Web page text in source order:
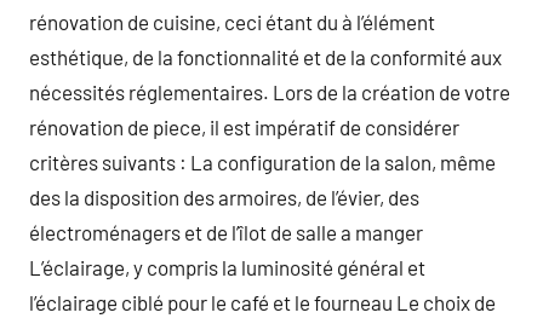
rénovation de cuisine, ceci étant du à l’élément
esthétique, de la fonctionnalité et de la conformité aux
nécessités réglementaires. Lors de la création de votre
rénovation de piece, il est impératif de considérer
critères suivants : La configuration de la salon, même
des la disposition des armoires, de l’évier, des
électroménagers et de l’îlot de salle a manger
L’éclairage, y compris la luminosité général et
l’éclairage ciblé pour le café et le fourneau Le choix de